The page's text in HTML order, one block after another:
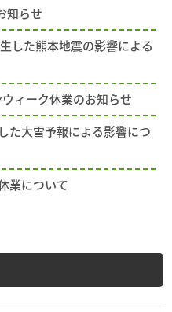
知らせ
した熊本地震の影響による
ィーク休業のお知らせ
た大雪予報による影響につ
業について